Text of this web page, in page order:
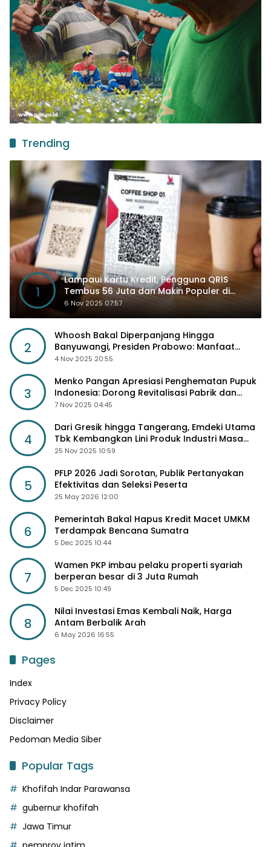
Trending
1
Lampaui Kartu Kredit, Pengguna QRIS
Tembus 56 Juta dan Makin Populer di
Kancah Global
6 Nov 2025 07:57
2
Whoosh Bakal Diperpanjang Hingga
Banyuwangi, Presiden Prabowo: Manfaat
Sosial Lebih Besar
4 Nov 2025 20:55
3
Menko Pangan Apresiasi Penghematan Pupuk
Indonesia: Dorong Revitalisasi Pabrik dan
Diskon Harga Pupuk
7 Nov 2025 04:45
4
Dari Gresik hingga Tangerang, Emdeki Utama
Tbk Kembangkan Lini Produk Industri Masa
Depan
25 Nov 2025 10:59
5
PFLP 2026 Jadi Sorotan, Publik Pertanyakan
Efektivitas dan Seleksi Peserta
25 May 2026 12:00
6
Pemerintah Bakal Hapus Kredit Macet UMKM
Terdampak Bencana Sumatra
5 Dec 2025 10:44
7
Wamen PKP imbau pelaku properti syariah
berperan besar di 3 Juta Rumah
5 Dec 2025 10:49
8
Nilai Investasi Emas Kembali Naik, Harga
Antam Berbalik Arah
6 May 2026 16:55
Pages
Index
Privacy Policy
Disclaimer
Pedoman Media Siber
Popular Tags
Khofifah Indar Parawansa
gubernur khofifah
Jawa Timur